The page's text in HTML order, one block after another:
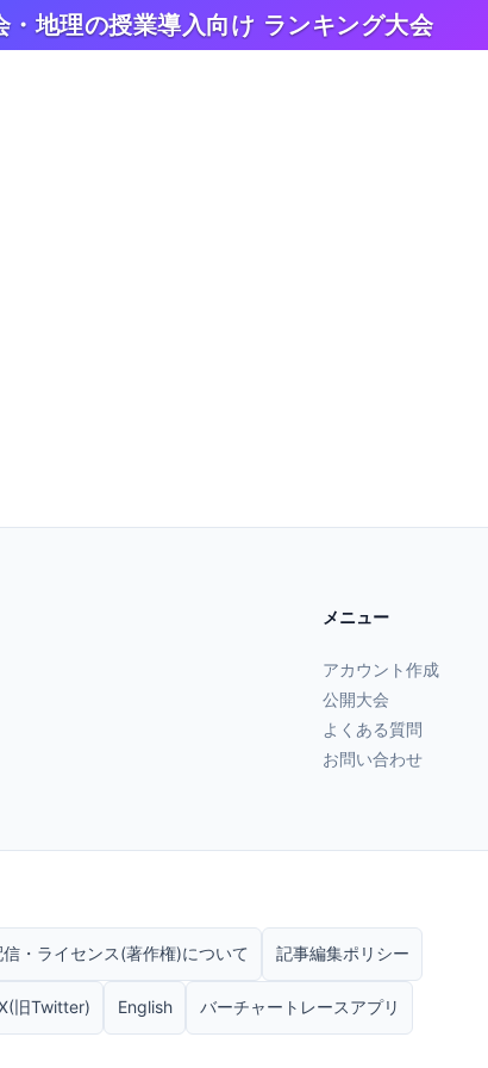
地理の授業導入向け ランキング大会
メニュー
アカウント作成
公開大会
よくある質問
お問い合わせ
・ライセンス(著作権)について 記事編集ポリシー
旧Twitter) English バーチャートレースアプリ